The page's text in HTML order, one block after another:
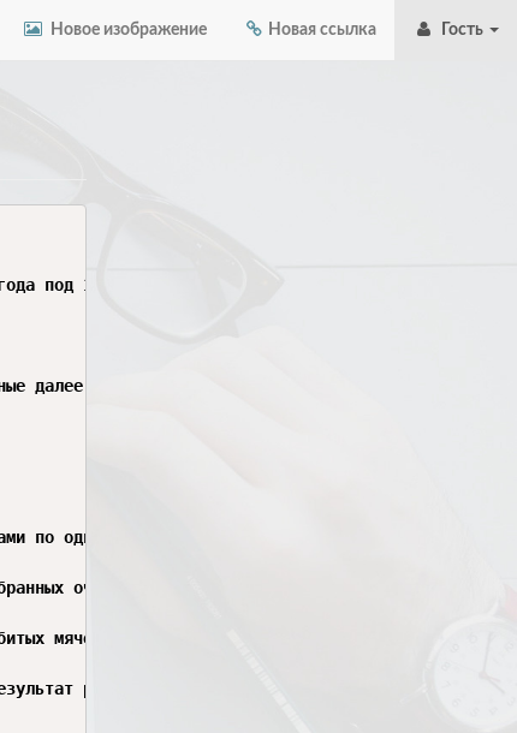
Новое изображение Новая ссылка Гость
под 13,5% годовых. Проценты начисляются каждые
далее сведения о командах высшей лиги и о всех
по одному разу (за победу присуждать три очка,
очков для всех игр, проведенных в июне,
мячей, количество пропущенных мячей для игр,
работы.